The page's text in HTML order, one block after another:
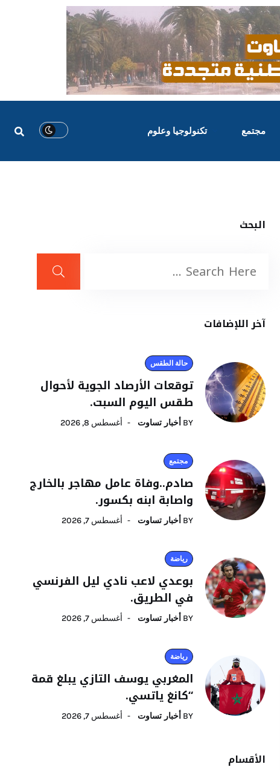
مجتمع تكنولوجيا وعلوم
البحث
آخر اللإضافات
حالة الطقس
توقعات الأرصاد الجوية لأحوال
طقس اليوم السبت.
BY أخبار تساوت أغسطس 8, 2026
مجتمع
صادم..وفاة عامل مهاجر بالخارج
واصابة ابنه بكسور.
BY أخبار تساوت أغسطس 7, 2026
رياضة
بوعدي لاعب نادي ليل الفرنسي
في الطريق.
BY أخبار تساوت أغسطس 7, 2026
رياضة
المغربي يوسف التازي يبلغ قمة
“كانغ ياتسي.
BY أخبار تساوت أغسطس 7, 2026
الأقسام